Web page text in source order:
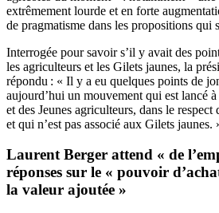
extrêmement lourde et en forte
de pragmatisme dans les propositions qui
Interrogée pour savoir s’il y avait des
les agriculteurs et les Gilets jaunes, la
répondu : « Il y a eu quelques points de
aujourd’hui un mouvement qui est lancé
et des Jeunes agriculteurs, dans le respect
et qui n’est pas associé aux Gilets jaunes.
Laurent Berger attend « de
réponses sur le « pouvoir
la valeur ajoutée »